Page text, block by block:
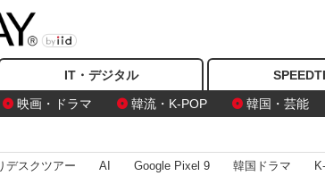
IT・デジタル
映画・ドラマ
韓流・K-POP 韓国・芸能
デスクツアー AI Google Pixel 9 韓国ドラマ